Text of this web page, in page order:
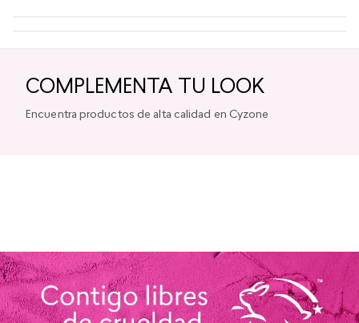
COMPLEMENTA TU LOOK
Encuentra productos de alta calidad en Cyzone